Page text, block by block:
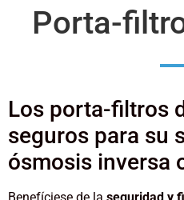
Porta-
Los porta-filtros
seguros para su
ósmosis inversa
Benefíciese de la seguridad y